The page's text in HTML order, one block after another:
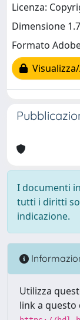
Licenza:
Dimensione
Formato
I documenti
tutti i diritti
indicazione.
Utilizza
link a